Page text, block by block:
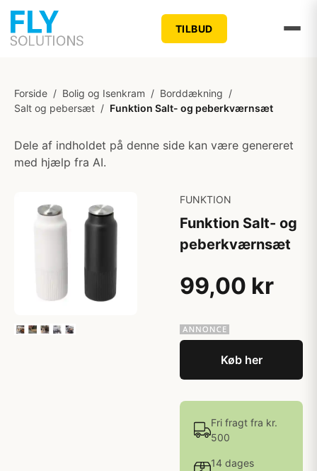
TILBUD
Forside / Bolig og Isenkram / Borddækning /
Salt og pebersæt / Funktion Salt- og peberkværnsæt
Dele af indholdet på denne side kan være genereret
med hjælp fra AI.
FUNKTION
Funktion Salt- og
peberkværnsæt
99,00 kr
Køb her
Fri fragt fra kr.
500
14 dages